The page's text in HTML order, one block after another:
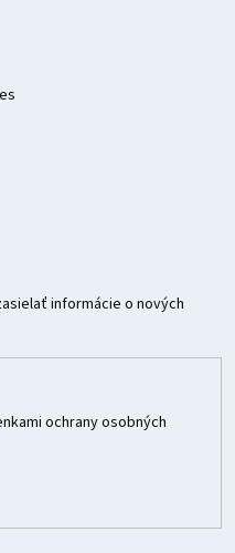
informácie o nových
ochrany osobných